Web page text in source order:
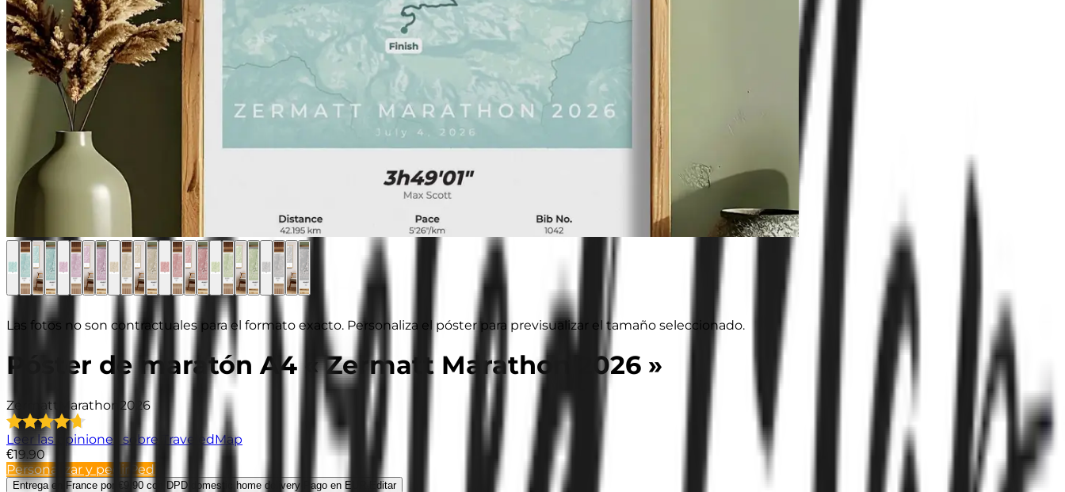
Las fotos no son contractuales para el formato exacto. Personaliza el póster para previsualizar el tamaño seleccionado.
Póster de maratón A4 « Zermatt Marathon 2026 »
Zermatt Marathon 2026
Leer las opiniones sobre TraveledMap
€19.90
Personalizar y pedir Pedir
Entrega en France por €9.90 con DPD domestic home delivery Pago en EUR Editar